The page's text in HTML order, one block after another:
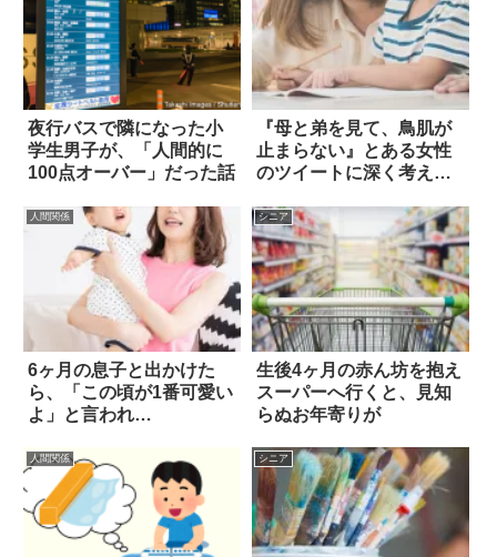
夜行バスで隣になった小
学生男子が、「人間的に
100点オーバー」だった話
『母と弟を見て、鳥肌が
止まらない』とある女性
のツイートに深く考えさ
人間関係
6ヶ月の息子と出かけた
ら、「この頃が1番可愛い
よ」と言われ…
シニア
生後4ヶ月の赤ん坊を抱え
スーパーへ行くと、見知
らぬお年寄りが
人間関係 シニア